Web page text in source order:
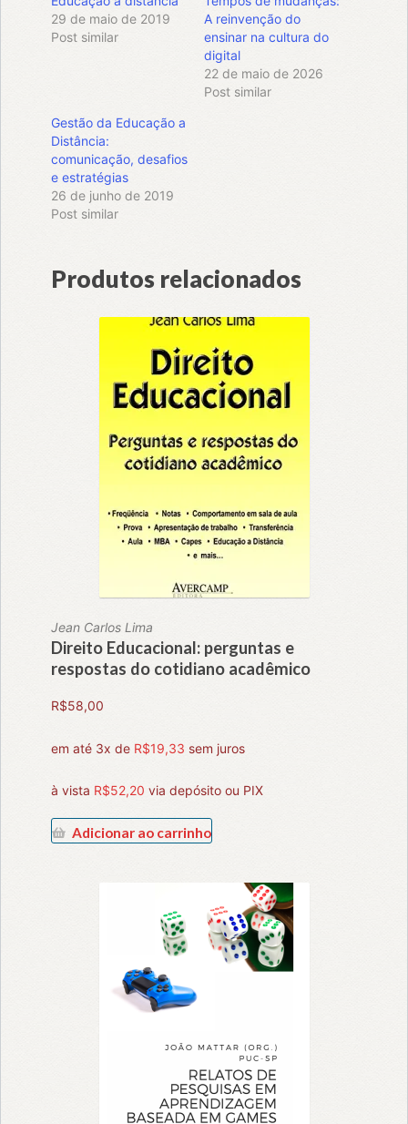
29 de maio de 2019
Post similar
A reinvenção do
ensinar na cultura do
digital
22 de maio de 2026
Post similar
Gestão da Educação a
Distância:
comunicação, desafios
e estratégias
26 de junho de 2019
Post similar
Produtos relacionados
Jean Carlos Lima
Direito Educacional: perguntas e
respostas do cotidiano acadêmico
R$58,00
em até 3x de R$19,33 sem juros
à vista R$52,20 via depósito ou PIX
Adicionar ao carrinho